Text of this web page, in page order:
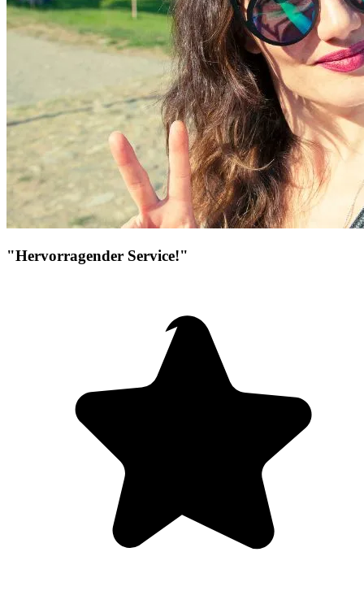
"Hervorragender Service!"